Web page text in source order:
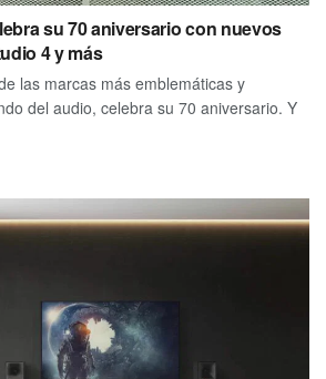
su 70 aniversario con nuevos
4 y más
las marcas más emblemáticas y
del audio, celebra su 70 aniversario. Y